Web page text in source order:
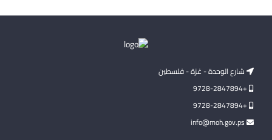
شارع الوحدة - غزة - فلسطين
+9728-2847894
+9728-2847894